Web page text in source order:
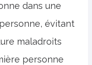
dans une
évitant
maladroits
personne